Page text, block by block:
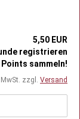
5,50 EUR
registrieren
Points sammeln!
zzgl. Versand